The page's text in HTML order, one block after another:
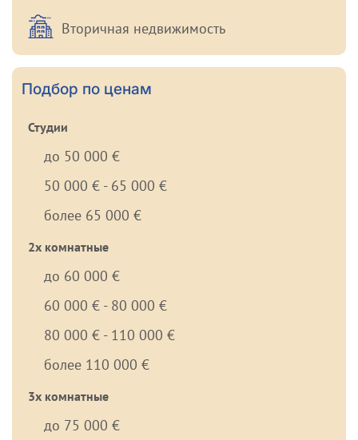
Вторичная недвижимость
Подбор по ценам
Студии
до 50 000 €
50 000 € - 65 000 €
более 65 000 €
2х комнатные
до 60 000 €
60 000 € - 80 000 €
80 000 € - 110 000 €
более 110 000 €
3х комнатные
до 75 000 €